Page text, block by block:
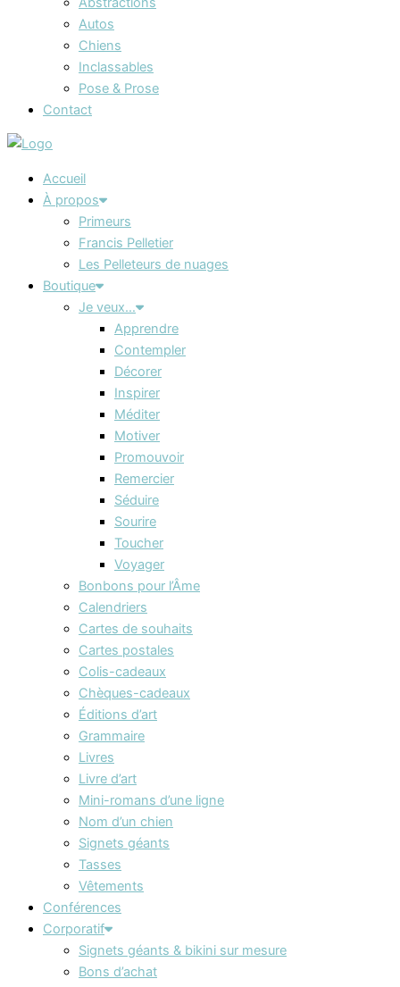
Autos
Chiens
Inclassables
Pose & Prose
Contact
Accueil
À propos
Primeurs
Francis Pelletier
Les Pelleteurs de nuages
Boutique
Je veux…
Apprendre
Contempler
Décorer
Inspirer
Méditer
Motiver
Promouvoir
Remercier
Séduire
Sourire
Toucher
Voyager
Bonbons pour l’Âme
Calendriers
Cartes de souhaits
Cartes postales
Colis-cadeaux
Chèques-cadeaux
Éditions d’art
Grammaire
Livres
Livre d’art
Mini-romans d’une ligne
Nom d’un chien
Signets géants
Tasses
Vêtements
Conférences
Corporatif
Signets géants & bikini sur mesure
Bons d’achat